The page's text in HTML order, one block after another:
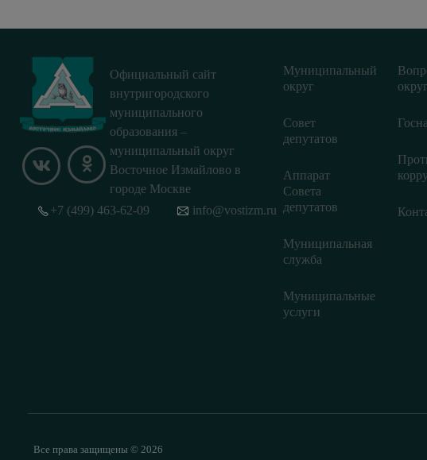
Официальный сайт
внутригородского
муниципального
образования –
муниципальный округ
Восточное Измайлово в
городе Москве
Муниципальный
округ
Совет
депутатов
Аппарат
Совета
депутатов
Муниципальная
служба
Муниципальные
услуги
+7 (499) 463-62-09 info@vostizm.ru
Все права защищены © 2026